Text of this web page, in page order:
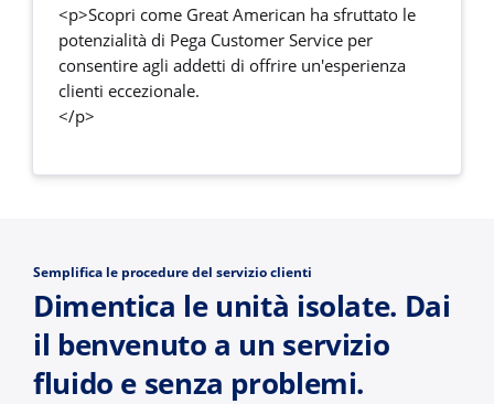
<p>Scopri come Great American ha sfruttato le
potenzialità di Pega Customer Service per
consentire agli addetti di offrire un'esperienza
clienti eccezionale.
</p>
Semplifica le procedure del servizio clienti
Dimentica le unità isolate. Dai
il benvenuto a un servizio
fluido e senza problemi.